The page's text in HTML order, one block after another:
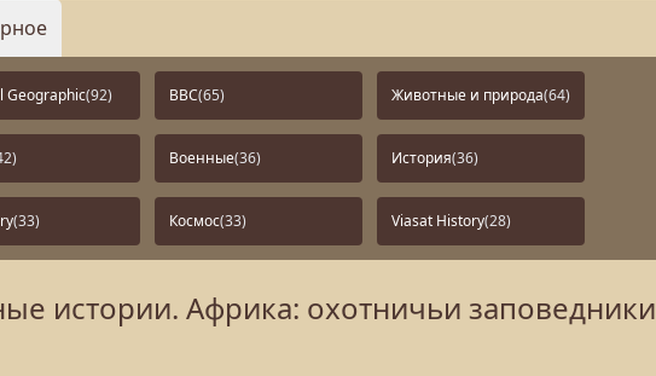
Geographic(92) BBC(65) Животные и природа(64)
Военные(36) История(36)
(33) Космос(33) Viasat History(28)
истории. Африка: охотничьи заповедники